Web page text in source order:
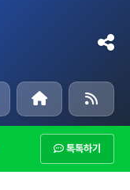
톡톡하기